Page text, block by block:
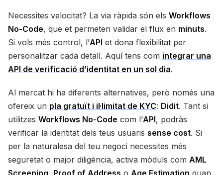
Necessites velocitat? La via ràpida són els Workflows
No-Code, que et permeten validar el flux en minuts.
Si vols més control, l’API et dona flexibilitat per
personalitzar cada detall. Aquí tens com integrar una
API de verificació d’identitat en un sol dia.
Al mercat hi ha diferents alternatives, però només una
ofereix un pla gratuït i il·limitat de KYC: Didit. Tant si
utilitzes Workflows No-Code com l’API, podràs
verificar la identitat dels teus usuaris sense cost. Si
per la naturalesa del teu negoci necessites més
seguretat o major diligència, activa mòduls com AML
Screening, Proof of Address o Age Estimation quan